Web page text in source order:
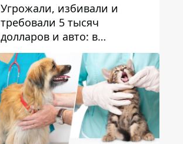
Угрожали, избивали и
требовали 5 тысяч
долларов и авто: в
Павлограде задержали двух
мужчин